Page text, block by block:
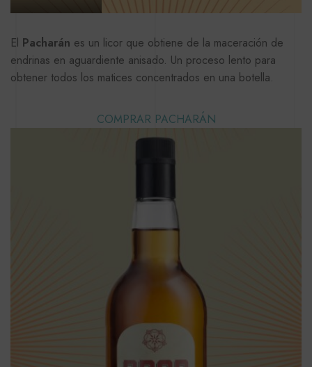
El Pacharán es un licor que obtiene de la maceración de
endrinas en aguardiente anisado. Un proceso lento para
obtener todos los matices concentrados en una botella.
COMPRAR PACHARÁN